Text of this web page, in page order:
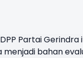
Partai
bahan